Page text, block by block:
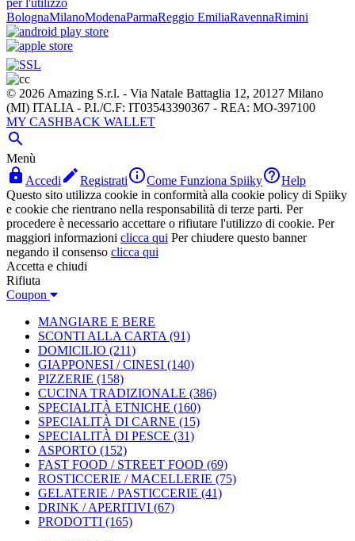
per l'utilizzo
BolognaMilanoModenaParmaReggio EmiliaRavennaRimini
© 2026 Amazing S.r.l. - Via Natale Battaglia 12, 20127 Milano
(MI) ITALIA - P.I./C.F: IT03543390367 - REA: MO-397100
MY CASHBACK WALLET

Menù
 Accedi RegistratiCome Funziona SpiikyHelp
Questo sito utilizza cookie in conformità alla cookie policy di Spiiky
e cookie che rientrano nella responsabilità di terze parti. Per
procedere è necessario accettare o rifiutare l'utilizzo di cookie. Per
maggiori informazioni clicca qui Per chiudere questo banner
negando il consenso clicca qui
Accetta e chiudi
Rifiuta
Coupon
MANGIARE E BERE
SCONTI ALLA CARTA (91)
DOMICILIO (211)
GIAPPONESI / CINESI (140)
PIZZERIE (158)
CUCINA TRADIZIONALE (386)
SPECIALITÀ ETNICHE (160)
SPECIALITÀ DI CARNE (15)
SPECIALITÀ DI PESCE (31)
ASPORTO (152)
FAST FOOD / STREET FOOD (69)
ROSTICCERIE / MACELLERIE (75)
GELATERIE / PASTICCERIE (41)
DRINK / APERITIVI (67)
PRODOTTI (165)